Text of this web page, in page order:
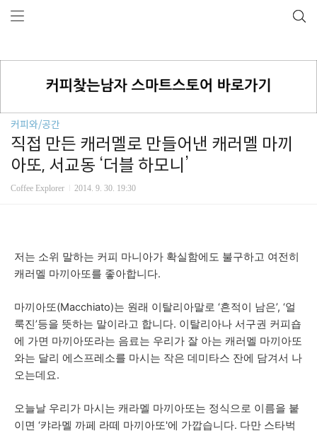
커피와/공간
직접 만든 캐러멜로 만들어낸 캐러멜 마끼
아또, 서교동 ‘더블 하모니’
Coffee Explorer 2014. 9. 30. 19:30
저는 소위 말하는 커피 마니아가 확실함에도 불구하고 여전히
캐러멜 마끼아또를 좋아합니다.
마끼아또(Macchiato)는 원래 이탈리아말로 ‘흔적이 남은’, ‘얼
룩진’등을 뜻하는 말이라고 합니다. 이탈리아나 서구권 커피숍
에 가면 마끼아또라는 음료는 우리가 잘 아는 캐러멜 마끼아또
와는 달리 에스프레소를 마시는 작은 데미타스 잔에 담겨서 나
오는데요.
오늘날 우리가 마시는 캐라멜 마끼아또는 정식으로 이름을 붙
이면 ‘캬라멜 까페 라떼 마끼아또'에 가깝습니다. 다만 스타벅